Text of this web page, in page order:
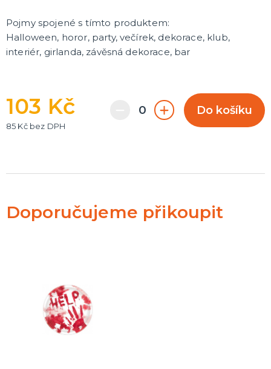
Pojmy spojené s tímto produktem:
Halloween, horor, party, večírek, dekorace, klub,
interiér, girlanda, závěsná dekorace, bar
103 Kč
85 Kč bez DPH
Do košíku
Doporučujeme přikoupit